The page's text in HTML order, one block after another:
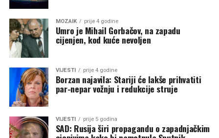
MOZAIK prije 4 godine
Umro je Mihail Gorbačov, na zapadu
cijenjen, kod kuće nevoljen
VIJESTI prije 4 godine
Borzan najavila: Stariji će lakše prihvatiti
par-nepar vožnju i redukcije struje
VIJESTI prije 5 godina
SAD: Rusija širi propagandu o zapadnjačkim